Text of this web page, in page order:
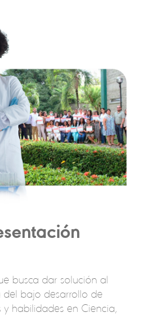
busca dar solución al
del bajo desarrollo de
habilidades en Ciencia,